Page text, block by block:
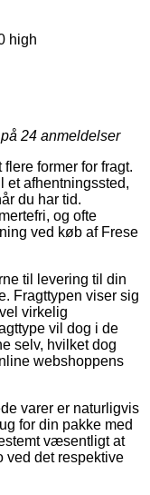
high
24 anmeldelser
former for fragt.
et afhentningssted,
du har tid.
og ofte
ved køb af Frese
til levering til din
Fragttypen viser sig
virkelig
vil dog i de
selv, hvilket dog
webshoppens
varer er naturligvis
for din pakke med
væsentligt at
ved det respektive